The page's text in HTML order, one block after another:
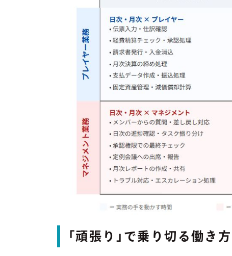
「頑張り」で乗り切る働き